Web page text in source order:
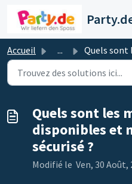
Accueil ... Quels sont les modes de paiement
Quels sont les
disponibles et
sécurisé ?
Modifié le Ven, 30 Août,